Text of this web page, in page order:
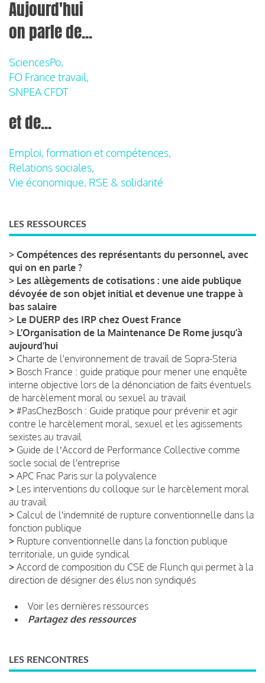
Aujourd'hui
on parle de...
SciencesPo,
FO France travail,
SNPEA CFDT
et de...
Emploi, formation et compétences,
Relations sociales,
Vie économique, RSE & solidarité
LES RESSOURCES
> Compétences des représentants du personnel, avec
qui on en parle ?
> Les allègements de cotisations : une aide publique
dévoyée de son objet initial et devenue une trappe à
bas salaire
> Le DUERP des IRP chez Ouest France
> L’Organisation de la Maintenance De Rome jusqu’à
aujourd’hui
> Charte de l'environnement de travail de Sopra-Steria
> Bosch France : guide pratique pour mener une enquête
interne objective lors de la dénonciation de faits éventuels
de harcèlement moral ou sexuel au travail
> #PasChezBosch : Guide pratique pour prévenir et agir
contre le harcèlement moral, sexuel et les agissements
sexistes au travail
> Guide de lʼAccord de Performance Collective comme
socle social de l'entreprise
> APC Fnac Paris sur la polyvalence
> Les interventions du colloque sur le harcèlement moral
au travail
> Calcul de l'indemnité de rupture conventionnelle dans la
fonction publique
> Rupture conventionnelle dans la fonction publique
territoriale, un guide syndical
> Accord de composition du CSE de Flunch qui permet à la
direction de désigner des élus non syndiqués
Voir les dernières ressources
Partagez des ressources
LES RENCONTRES